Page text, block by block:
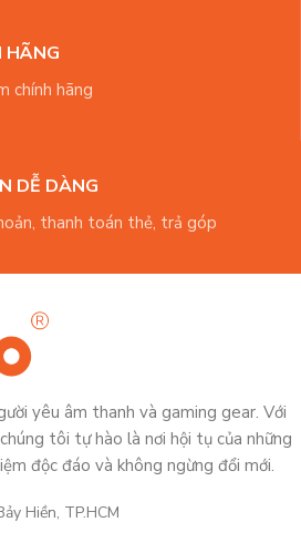
HÃNG
chính hãng
DỄ DÀNG
thanh toán thẻ, trả góp
yêu âm thanh và gaming gear. Với
tôi tự hào là nơi hội tụ của những
độc đáo và không ngừng đổi mới.
Hiền, TP.HCM